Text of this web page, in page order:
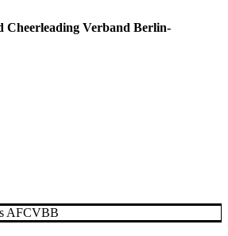
Cheerleading Verband Berlin-